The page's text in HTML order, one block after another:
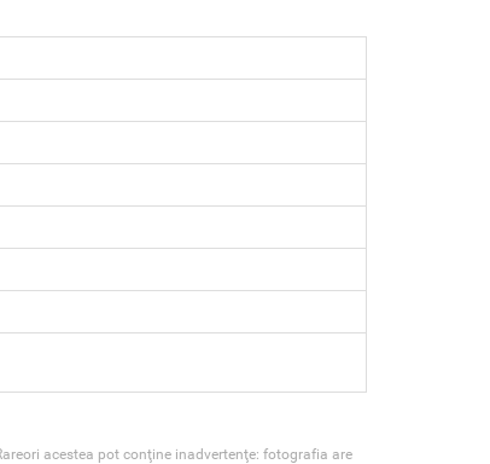
acestea pot conţine inadvertenţe: fotografia are